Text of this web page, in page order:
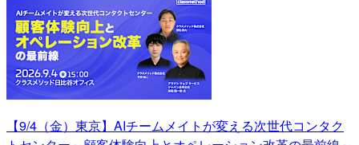
【9/4（金）東京】AIチームメイトが変える次世代コンタク